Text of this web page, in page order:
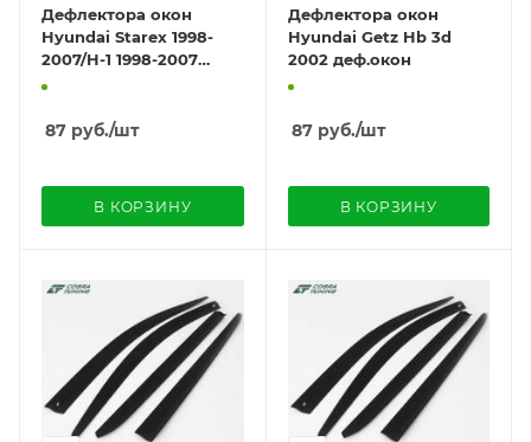
Дефлектора окон
Hyundai Starex 1998-
2007/H-1 1998-2007
деф.окон
87 руб./шт
В КОРЗИНУ
Дефлектора окон
Hyundai Getz Hb 3d
2002 деф.окон
87руб./шт
В КОРЗИНУ